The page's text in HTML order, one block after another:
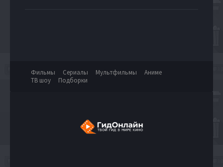
Фильмы Сериалы Мультфильмы
Аниме
ТВ шоу
Подборки